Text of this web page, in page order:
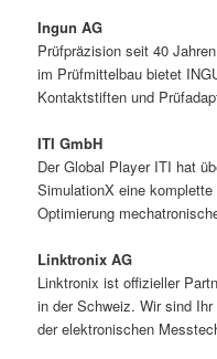
Ingun AG
Prüfpräzision seit 40
im Prüfmittelbau bietet
Kontaktstiften und
ITI GmbH
Der Global Player ITI hat
SimulationX eine
Optimierung
Linktronix AG
Linktronix ist offizieller
in der Schweiz. Wir sind
der elektronischen